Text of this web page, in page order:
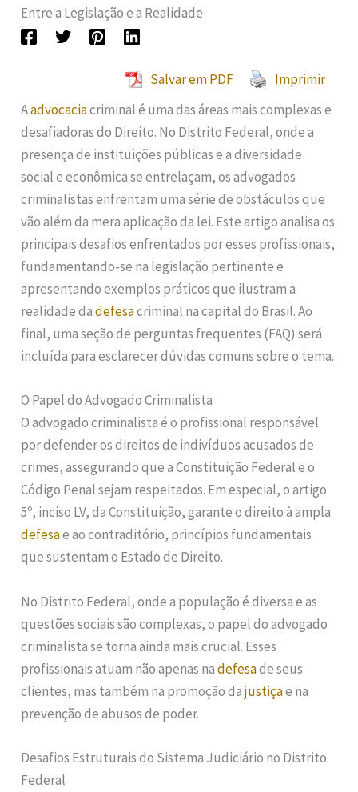
Entre a Legislação e a Realidade
Salvar em PDF
Imprimir
Aadvocaciacriminal é uma das áreas mais complexas e
desafiadoras do Direito. No Distrito Federal, onde a
presença de instituições públicas e a diversidade
social e econômica se entrelaçam, os advogados
criminalistas enfrentam uma série de obstáculos que
vão além da mera aplicação da lei. Este artigo analisa os
principais desafios enfrentados por esses profissionais,
fundamentando-se na legislação pertinente e
apresentando exemplos práticos que ilustram a
realidade dadefesacriminal na capital do Brasil. Ao
final, uma seção de perguntas frequentes (FAQ) será
incluída para esclarecer dúvidas comuns sobre o tema.
O Papel do Advogado Criminalista
O advogado criminalista é o profissional responsável
por defender os direitos de indivíduos acusados de
crimes, assegurando que a Constituição Federal e o
Código Penal sejam respeitados. Em especial, o artigo
5º, inciso LV, da Constituição, garante o direito à ampla
defesae ao contraditório, princípios fundamentais
que sustentam o Estado de Direito.
No Distrito Federal, onde a população é diversa e as
questões sociais são complexas, o papel do advogado
criminalista se torna ainda mais crucial. Esses
profissionais atuam não apenas nadefesade seus
clientes, mas também na promoção dajustiçae na
prevenção de abusos de poder.
Desafios Estruturais do Sistema Judiciário no Distrito
Federal